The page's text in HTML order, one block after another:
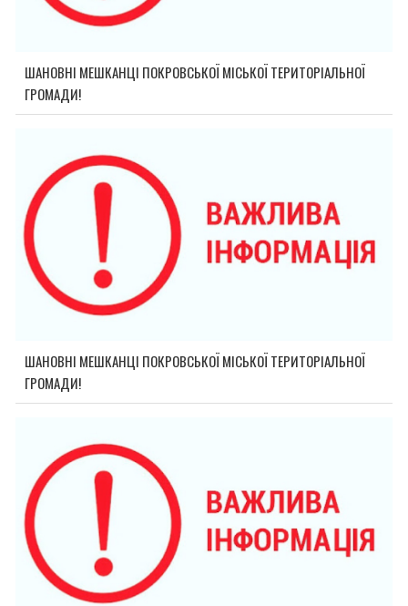
ШАНОВНІ МЕШКАНЦІ ПОКРОВСЬКОЇ МІСЬКОЇ ТЕРИТОРІАЛЬНОЇ
ГРОМАДИ!
ШАНОВНІ МЕШКАНЦІ ПОКРОВСЬКОЇ МІСЬКОЇ ТЕРИТОРІАЛЬНОЇ
ГРОМАДИ!